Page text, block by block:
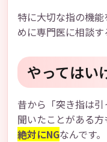
特に大切な指の機
めに専門医に相談す
やってはい
昔から「突き指は
聞いたことがある方
絶対にNGなんです。